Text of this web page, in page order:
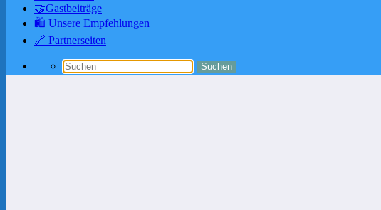
🤝Gastbeiträge
🛍️ Unsere Empfehlungen
🔗 Partnerseiten